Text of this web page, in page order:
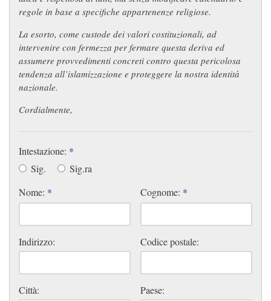
regole in base a specifiche appartenenze religiose.
La esorto, come custode dei valori costituzionali, ad
intervenire con fermezza per fermare questa deriva ed
assumere provvedimenti concreti contro questa pericolosa
tendenza all’islamizzazione e proteggere la nostra identità
nazionale.
Cordialmente,
Intestazione: *
Sig.
Sig.ra
Nome: * Cognome: *
Indirizzo: Codice postale:
Città: Paese: